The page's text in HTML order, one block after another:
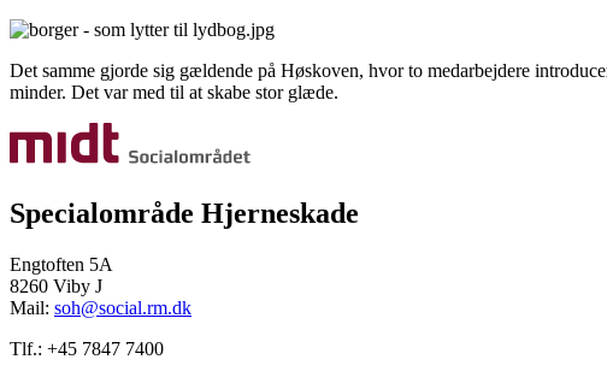
Det samme gjorde sig gældende på Høskoven, hvor to medarbejdere
minder. Det var med til at skabe stor glæde.
Specialområde Hjerneskade
Engtoften 5A
8260 Viby J
Mail: soh@social.rm.dk
Tlf.: +45 7847 7400